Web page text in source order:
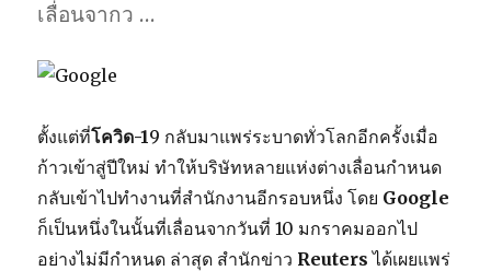
เลื่อนจากว …
ตั้งแต่ที่โควิด-19 กลับมาแพร่ระบาดทั่วโลกอีกครั้งเมื่อ
ก้าวเข้าสู่ปีใหม่ ทำให้บริษัทหลายแห่งต่างเลื่อนกำหนด
กลับเข้าไปทำงานที่สำนักงานอีกรอบหนึ่ง โดย Google
ก็เป็นหนึ่งในนั้นที่เลื่อนจากวันที่ 10 มกราคมออกไป
อย่างไม่มีกำหนด ล่าสุด สำนักข่าว Reuters ได้เผยแพร่